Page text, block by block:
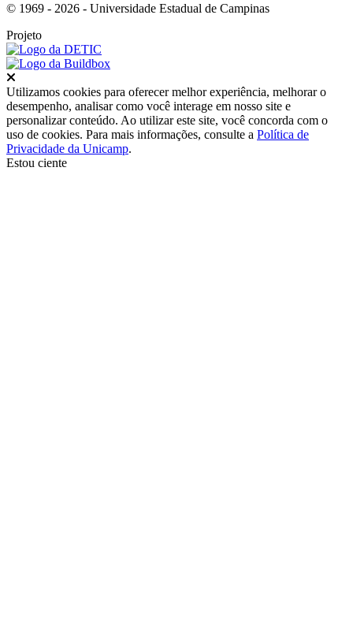
© 1969 - 2026 - Universidade Estadual de Campinas
Projeto
Utilizamos cookies para oferecer melhor experiência, melhorar o
desempenho, analisar como você interage em nosso site e
personalizar conteúdo. Ao utilizar este site, você concorda com o
uso de cookies. Para mais informações, consulte a Política de
Privacidade da Unicamp.
Estou ciente